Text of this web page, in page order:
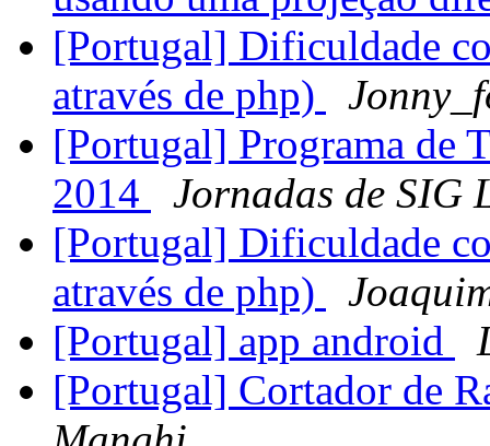
[Portugal] Dificuldade
através de php)
[Portugal] Programa de
2014
Jornadas de SIG
[Portugal] Dificuldade
através de php)
[Portugal] app android
[Portugal] Cortador de